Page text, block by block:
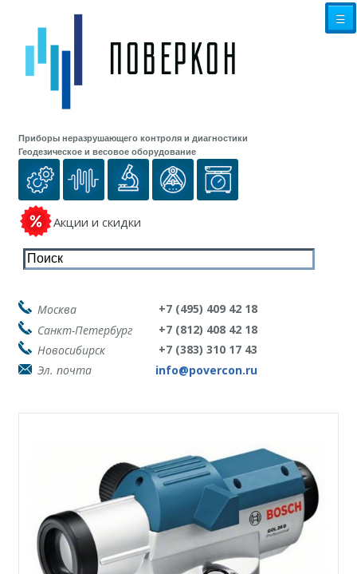
Приборы неразрушающего контроля и диагностики
Геодезическое и весовое оборудование
Акции и скидки
☰
Москва
+7 (495) 409 42 18
Санкт-Петербург
+7 (812) 408 42 18
Новосибирск
+7 (383) 310 17 43
Эл. почта
info@povercon.ru